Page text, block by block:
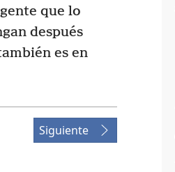
que lo
después
es en
Siguiente